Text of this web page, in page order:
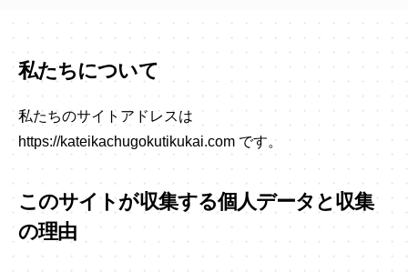
学
会
中
国
地
区
会
私たちについて
私たちのサイトアドレスは
https://kateikachugokutikukai.com です。
このサイトが収集する個人データと収集
の理由